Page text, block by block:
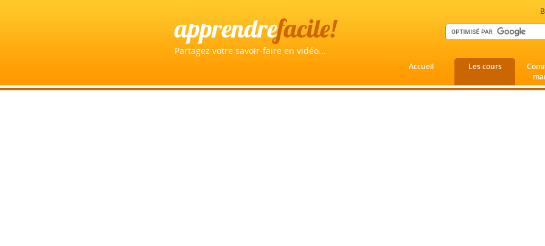
apprendrefacile!
Partagez votre savoir-faire en vidéo...
Accueil Les cours